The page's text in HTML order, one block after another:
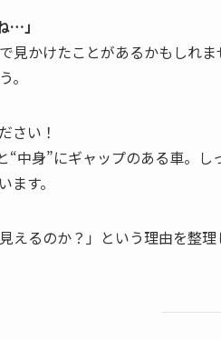
…」
見かけたことがあるかもしれ
。
さい！
“中身”にギャップのある車。
す。
えるのか？」という理由を整